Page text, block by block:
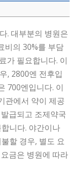
. 대부분의 병원은
비의 30%를 부담
가 필요합니다. 이
, 2800엔 전후입
700엔입니다. 이
관에서 약이 제공
급되고 조제약국
니다. 야간이나
할 경우, 별도 요
금은 병원에 따라